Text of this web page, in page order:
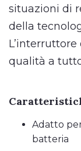
situazioni di
della
qualità a
Adatto
batteria